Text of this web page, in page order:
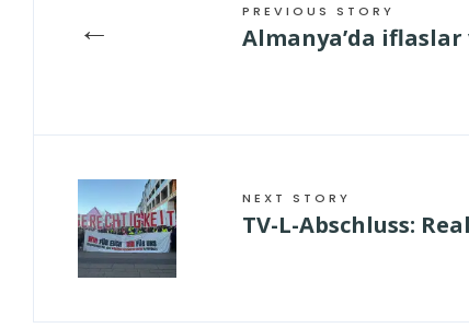
← PREVIOUS STORY
Almanya’da
NEXT STORY
TV-L-Abschluss: